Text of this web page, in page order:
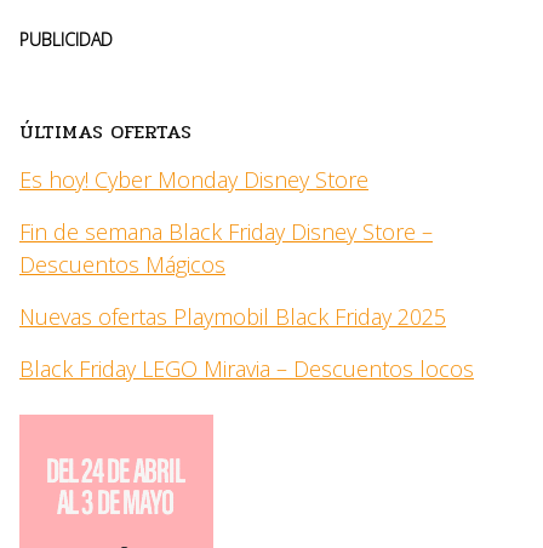
PUBLICIDAD
ÚLTIMAS OFERTAS
Es hoy! Cyber Monday Disney Store
Fin de semana Black Friday Disney Store –
Descuentos Mágicos
Nuevas ofertas Playmobil Black Friday 2025
Black Friday LEGO Miravia – Descuentos locos